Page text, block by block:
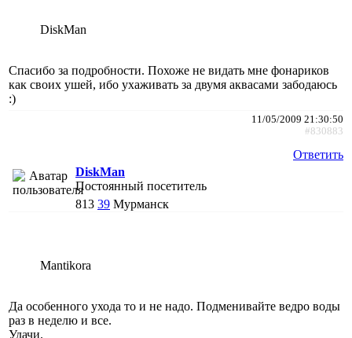
DiskMan
Спасибо за подробности. Похоже не видать мне фонариков
как своих ушей, ибо ухаживать за двумя аквасами забодаюсь
:)
11/05/2009 21:30:50
#830883
Ответить
DiskMan
Постоянный посетитель
813 39 Мурманск
Mantikora
Да особенного ухода то и не надо. Подменивайте ведро воды
раз в неделю и все.
Удачи.